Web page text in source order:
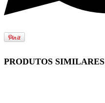
PRODUTOS SIMILARES